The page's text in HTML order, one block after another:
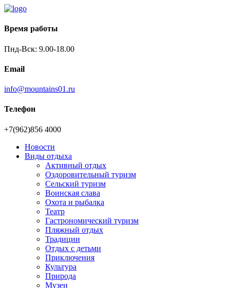
Время работы
Пнд-Вск: 9.00-18.00
Email
info@mountains01.ru
Телефон
+7(962)856 4000
Новости
Виды отдыха
Активный отдых
Оздоровительный туризм
Сельский туризм
Воинская слава
Охота и рыбалка
Театр
Гастрономический туризм
Пляжный отдых
Традиции
Отдых с детьми
Приключения
Культура
Природа
Музеи